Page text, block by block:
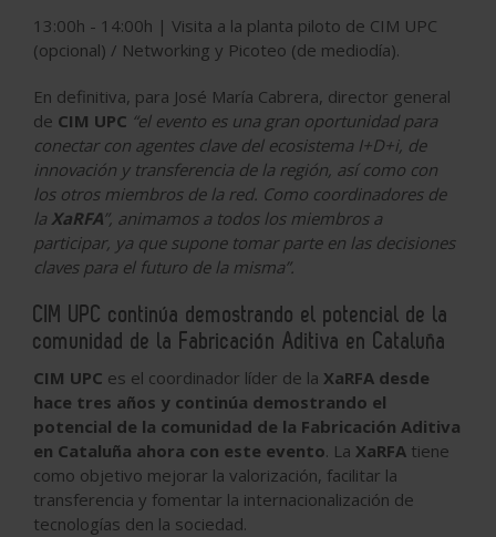
13:00h - 14:00h | Visita a la planta piloto de CIM UPC
(opcional) / Networking y Picoteo (de mediodía).
En definitiva, para José María Cabrera, director general
de CIM UPC “el evento es una gran oportunidad para
conectar con agentes clave del ecosistema I+D+i, de
innovación y transferencia de la región, así como con
los otros miembros de la red. Como coordinadores de
la XaRFA”, animamos a todos los miembros a
participar, ya que supone tomar parte en las decisiones
claves para el futuro de la misma”.
CIM UPC continúa demostrando el potencial de la
comunidad de la Fabricación Aditiva en Cataluña
CIM UPC es el coordinador líder de la XaRFA desde
hace tres años y continúa demostrando el
potencial de la comunidad de la Fabricación Aditiva
en Cataluña ahora con este evento. La XaRFA tiene
como objetivo mejorar la valorización, facilitar la
transferencia y fomentar la internacionalización de
tecnologías den la sociedad.